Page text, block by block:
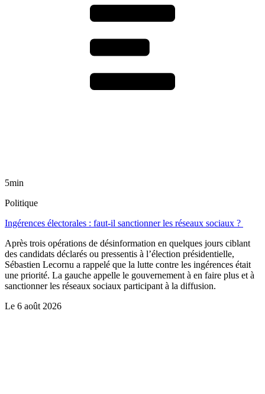
5min
Politique
Ingérences électorales : faut-il sanctionner les réseaux sociaux ?
Après trois opérations de désinformation en quelques jours ciblant
des candidats déclarés ou pressentis à l’élection présidentielle,
Sébastien Lecornu a rappelé que la lutte contre les ingérences était
une priorité. La gauche appelle le gouvernement à en faire plus et à
sanctionner les réseaux sociaux participant à la diffusion.
Le 6 août 2026